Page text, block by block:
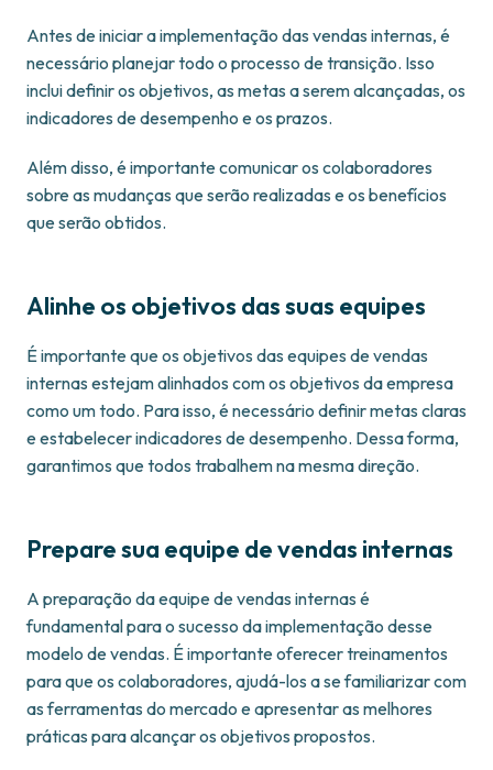
Antes de iniciar a implementação das vendas internas, é
necessário planejar todo o processo de transição. Isso
inclui definir os objetivos, as metas a serem alcançadas, os
indicadores de desempenho e os prazos.
Além disso, é importante comunicar os colaboradores
sobre as mudanças que serão realizadas e os benefícios
que serão obtidos.
Alinhe os objetivos das suas equipes
É importante que os objetivos das equipes de vendas
internas estejam alinhados com os objetivos da empresa
como um todo. Para isso, é necessário definir metas claras
e estabelecer indicadores de desempenho. Dessa forma,
garantimos que todos trabalhem na mesma direção.
Prepare sua equipe de vendas internas
A preparação da equipe de vendas internas é
fundamental para o sucesso da implementação desse
modelo de vendas. É importante oferecer treinamentos
para que os colaboradores, ajudá-los a se familiarizar com
as ferramentas do mercado e apresentar as melhores
práticas para alcançar os objetivos propostos.